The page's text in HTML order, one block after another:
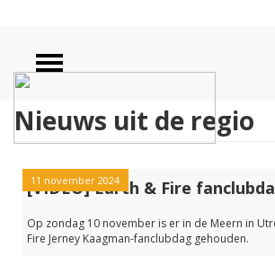
Nieuws uit de regio
11 november 2024
[VIDEO] Earth & Fire
Op zondag 10 november is er in de Meern in
Fire Jerney Kaagman-fanclubdag gehouden.